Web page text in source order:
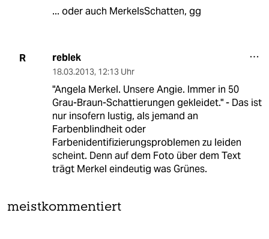
... oder auch MerkelsSchatten, gg
R reblek
18.03.2013, 12:13 Uhr
"Angela Merkel. Unsere Angie. Immer in 50
Grau-Braun-Schattierungen gekleidet." - Das ist
nur insofern lustig, als jemand an
Farbenblindheit oder
Farbenidentifizierungsproblemen zu leiden
scheint. Denn auf dem Foto über dem Text
trägt Merkel eindeutig was Grünes.
meistkommentiert